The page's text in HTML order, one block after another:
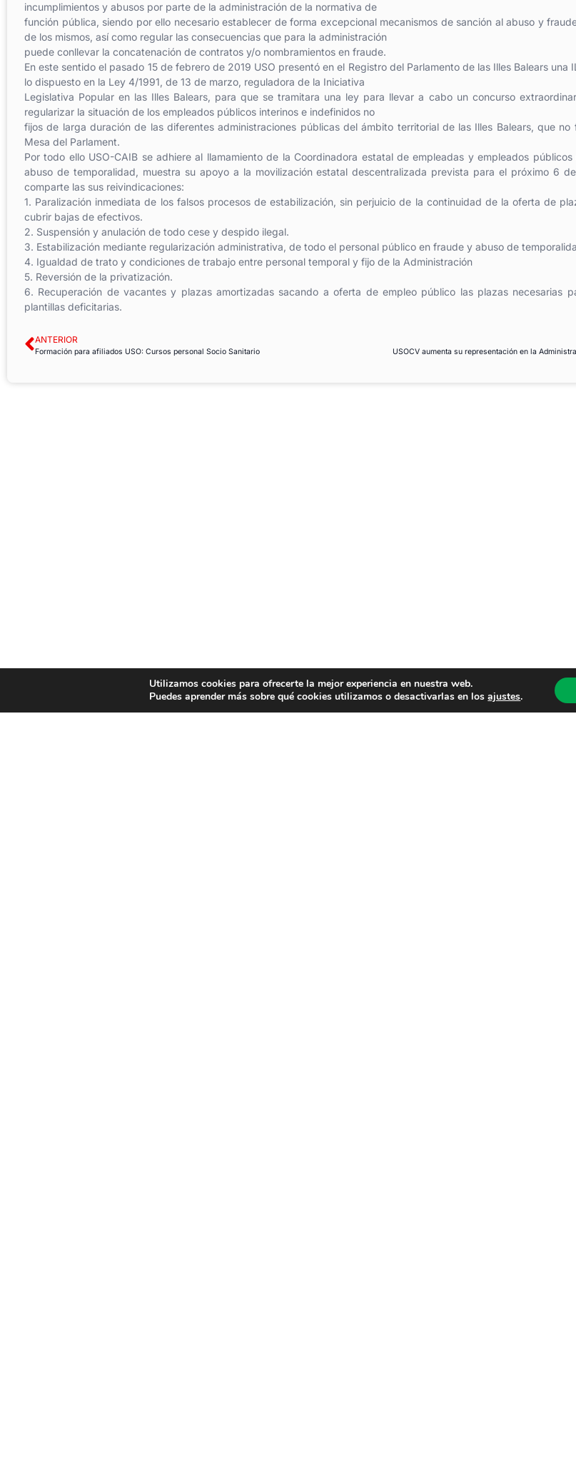
incumplimientos y abusos por parte de la administración de la normativa de
función pública, siendo por ello necesario establecer de forma excepcional mecanismos de sanción al abuso y
de los mismos, así como regular las consecuencias que para la administración
puede conllevar la concatenación de contratos y/o nombramientos en fraude.
En este sentido el pasado 15 de febrero de 2019 USO presentó en el Registro del Parlamento de las Illes Balears una
lo dispuesto en la Ley 4/1991, de 13 de marzo, reguladora de la Iniciativa
Legislativa Popular en las Illes Balears, para que se tramitara una ley para llevar a cabo un concurso
regularizar la situación de los empleados públicos interinos e indefinidos no
fijos de larga duración de las diferentes administraciones públicas del ámbito territorial de las Illes Balears, que
Mesa del Parlament.
Por todo ello USO-CAIB se adhiere al llamamiento de la Coordinadora estatal de empleadas y empleados
abuso de temporalidad, muestra su apoyo a la movilización estatal descentralizada prevista para el próximo 6
comparte las sus reivindicaciones:
1. Paralización inmediata de los falsos procesos de estabilización, sin perjuicio de la continuidad de la oferta de
cubrir bajas de efectivos.
2. Suspensión y anulación de todo cese y despido ilegal.
3. Estabilización mediante regularización administrativa, de todo el personal público en fraude y abuso de
4. Igualdad de trato y condiciones de trabajo entre personal temporal y fijo de la Administración
5. Reversión de la privatización.
6. Recuperación de vacantes y plazas amortizadas sacando a oferta de empleo público las plazas necesarias
plantillas deficitarias.
ANTERIOR
Formación para afiliados USO: Cursos personal Socio Sanitario USOCV aumenta su representación en la
Utilizamos cookies para ofrecerte la mejor experiencia en nuestra web.
Puedes aprender más sobre qué cookies utilizamos o desactivarlas en losajustes.